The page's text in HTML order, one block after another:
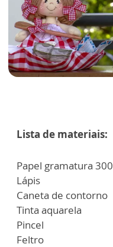
Lista de materiais:
Papel gramatura 300
Lápis
Caneta de contorno
Tinta aquarela
Pincel
Feltro